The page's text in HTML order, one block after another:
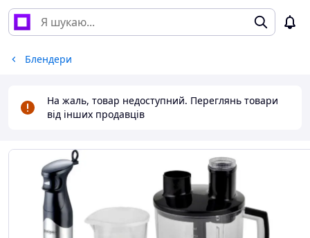
Блендери
На жаль, товар недоступний. Переглянь товари
від інших продавців